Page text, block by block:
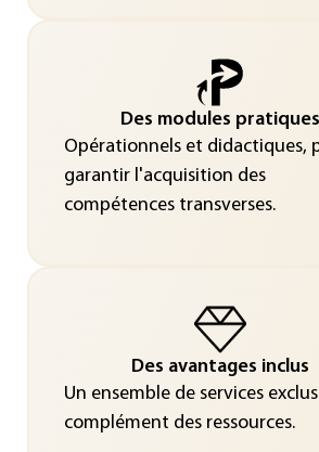
Des modules pratiques
Opérationnels et didactiques,
garantir l'acquisition des
compétences transverses.
Des avantages inclus
Un ensemble de services
complément des ressources.